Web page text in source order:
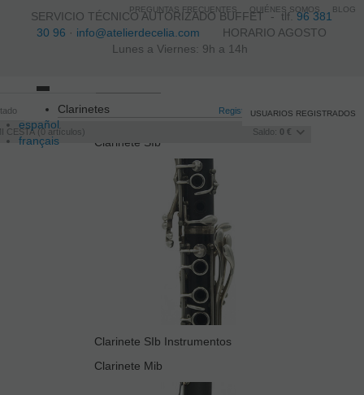
SERVICIO TÉCNICO AUTORIZADO BUFFET -tlf.96 381
30 96 · info@atelierdecelia.com HORARIO AGOSTO
Lunes a Viernes: 9h a 14h
español
français
Registro /Iniciar sesión
CESTA 0 artículos Saldo: 0 €
USUARIOS REGISTRADOS
navigation
Clarinetes
Clarinete SIb
Clarinete SIb Instrumentos
Clarinete Mib
PREGUNTAS FRECUENTES QUIÉNES SOMOS BLOG